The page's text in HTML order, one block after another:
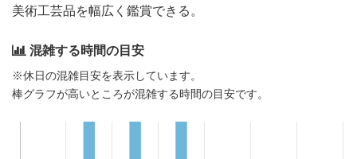
美術工芸品を幅広く鑑賞できる。
混雑する時間の目安
※休日の混雑目安を表示しています。
棒グラフが高いところが混雑する時間の目安です。